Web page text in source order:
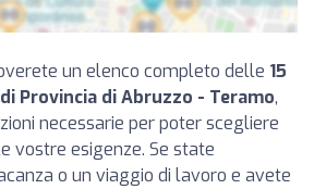
un elenco completo delle 15
Provincia di Abruzzo - Teramo,
necessarie per poter scegliere
vostre esigenze. Se state
o un viaggio di lavoro e avete